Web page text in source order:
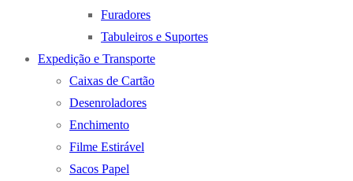
Furadores
Tabuleiros e Suportes
Expedição e Transporte
Caixas de Cartão
Desenroladores
Enchimento
Filme Estirável
Sacos Papel